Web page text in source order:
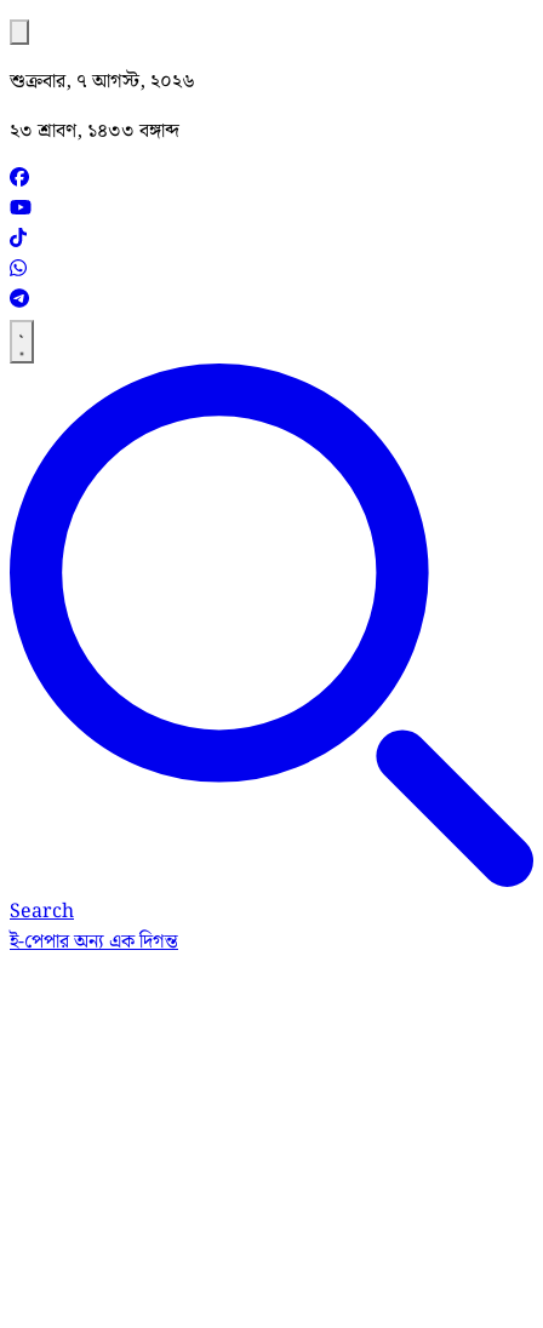
শুক্রবার, ৭ আগস্ট, ২০২৬
২৩ শ্রাবণ, ১৪৩৩ বঙ্গাব্দ
Search
ই-পেপারঅন্য এক দিগন্ত